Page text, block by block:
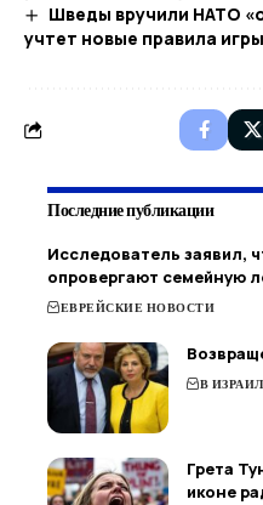
Шведы вручили НАТО
учтет новые правила
Последние публикации
Исследователь заявил,
опровергают семейную
ЕВРЕЙСКИЕ НОВОСТИ
В
Грета
иконе